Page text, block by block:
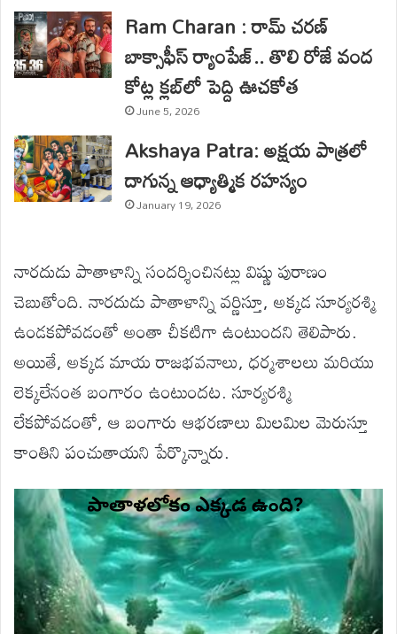
Ram Charan : రామ్ చరణ్
బాక్సాఫీస్ ర్యాంపేజ్.. తొలి రోజే వంద
కోట్ల క్లబ్‌లో పెద్ది ఊచకోత
June 5, 2026
Akshaya Patra: అక్షయ పాత్రలో
దాగున్న ఆధ్యాత్మిక రహస్యం
January 19, 2026
నారదుడు పాతాళాన్ని సందర్శించినట్లు విష్ణు పురాణం
చెబుతోంది. నారదుడు పాతాళాన్ని వర్ణిస్తూ, అక్కడ సూర్యరశ్మి
ఉండకపోవడంతో అంతా చీకటిగా ఉంటుందని తెలిపారు.
అయితే, అక్కడ మాయ రాజభవనాలు, ధర్మశాలలు మరియు
లెక్కలేనంత బంగారం ఉంటుందట. సూర్యరశ్మి
లేకపోవడంతో, ఆ బంగారు ఆభరణాలు మిలమిల మెరుస్తూ
కాంతిని పంచుతాయని పేర్కొన్నారు.